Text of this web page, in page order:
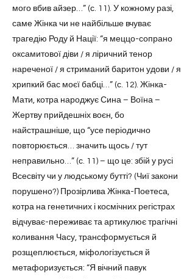
мого вбив айзер…” (с. 11). У кожному разі,
саме Жінка чи не найбільше вчуває
трагедію Роду й Нації: “я меццо-сопрано
оксамитової діви / я ліричний тенор
нареченої / я стриманий баритон удови / я
хрипкий бас моєї бабці…” (с. 12). Жінка-
Мати, котра народжує Сина – Воїна –
Жертву прийдешніх воєн, бо
найстрашніше, що “усе періодично
повторюється… значить щось / тут
неправильно…” (с. 11) – що це: збій у русі
Всесвіту чи у людському бутті? (Чиї закони
порушено?) Прозірлива Жінка-Поетеса,
котра на генетичних і космічних регістрах
відчуває-переживає та артикулює трагічні
коливання Часу, трансформується й
розщеплюється, міфологізується й
метафоризується: “Я вічний павук